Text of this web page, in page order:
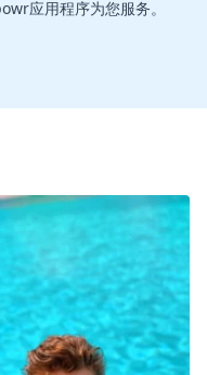
应用程序为您服务。